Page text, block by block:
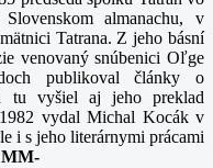
almanachu, v
Tatrana. Z jeho básní
venovaný snúbenici Oľge
publikoval články o
tu vyšiel aj jeho preklad
vydal Michal Kocák v
i s jeho literárnymi prácami
MM-